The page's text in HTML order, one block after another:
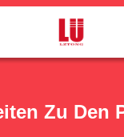
Zu Den